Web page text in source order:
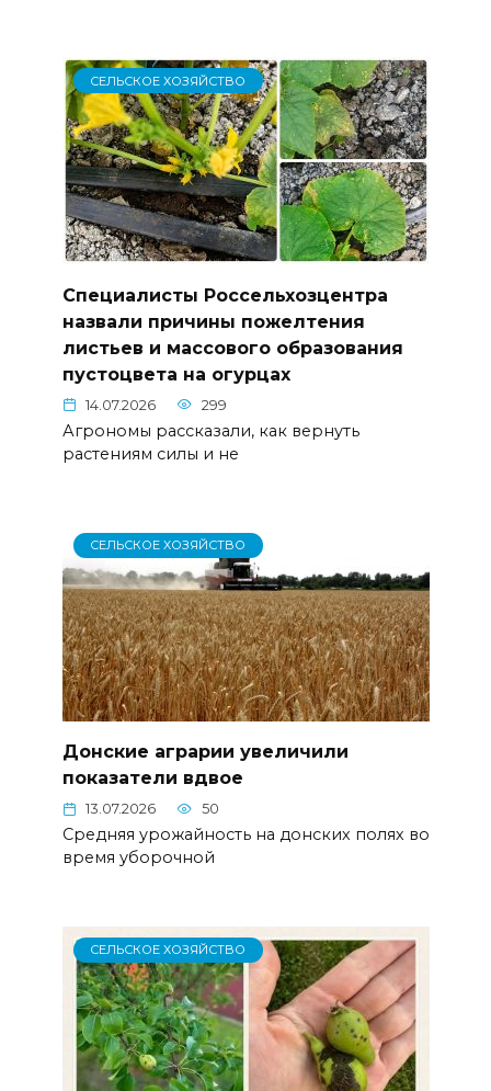
СЕЛЬСКОЕ ХОЗЯЙСТВО
Специалисты Россельхозцентра
назвали причины пожелтения
листьев и массового образования
пустоцвета на огурцах
14.07.2026 299
Агрономы рассказали, как вернуть
растениям силы и не
СЕЛЬСКОЕ ХОЗЯЙСТВО
Донские аграрии увеличили
показатели вдвое
13.07.2026 50
Средняя урожайность на донских полях во
время уборочной
СЕЛЬСКОЕ ХОЗЯЙСТВО